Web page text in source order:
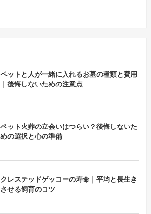
ペットと人が一緒に入れるお墓の種類と費用
｜後悔しないための注意点
ペット火葬の立会いはつらい？後悔しないた
めの選択と心の準備
クレステッドゲッコーの寿命｜平均と長生き
させる飼育のコツ